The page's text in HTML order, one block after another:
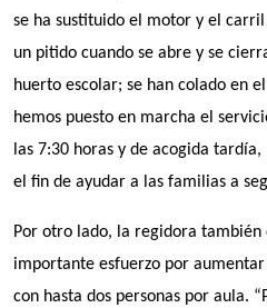
se ha sustituido el motor y el
un pitido cuando se abre y se
huerto escolar; se han colado en
hemos puesto en marcha el
las 7:30 horas y de acogida
el fin de ayudar a las familias a
Por otro lado, la regidora también
importante esfuerzo por
con hasta dos personas por aula.